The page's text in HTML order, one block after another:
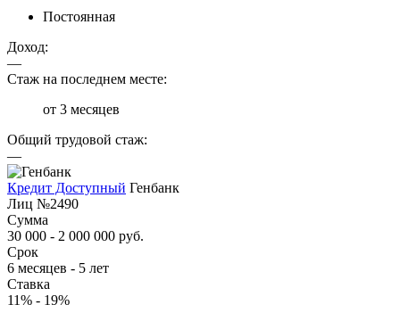
Постоянная
Доход:
—
Стаж на последнем месте:
от 3 месяцев
Общий трудовой стаж:
—
Кредит Доступный Генбанк
Лиц №2490
Сумма
30 000 - 2 000 000 руб.
Срок
6 месяцев - 5 лет
Ставка
11% - 19%